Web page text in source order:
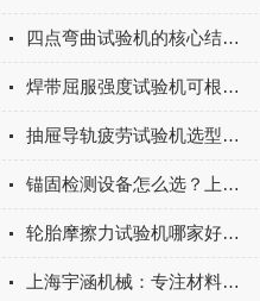
四点弯曲试验机的核心结构与工作原理特点
焊带屈服强度试验机可根据不同标准和试验需求调整试验条件
抽屉导轨疲劳试验机选型指南：如何量化评估家具五金的耐用性
锚固检测设备怎么选？上海宇涵膨胀螺丝拉拔试验机品牌评测
轮胎摩擦力试验机哪家好？上海宇涵试验机综合评测
上海宇涵机械：专注材料力学检测，电池片拉力试验机助力光伏品质管控